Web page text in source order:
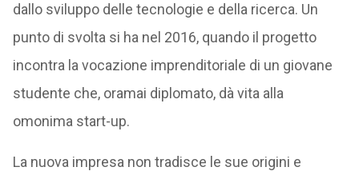
dallo sviluppo delle tecnologie e della ricerca. Un
punto di svolta si ha nel 2016, quando il progetto
incontra la vocazione imprenditoriale di un giovane
studente che, oramai diplomato, dà vita alla
omonima start-up.
La nuova impresa non tradisce le sue origini e